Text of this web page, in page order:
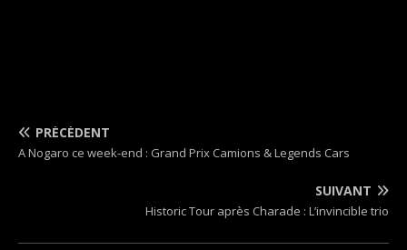
PRÉCÉDENT
A Nogaro ce week-end : Grand Prix Camions & Legends Cars
SUIVANT
Historic Tour après Charade : L’invincible trio